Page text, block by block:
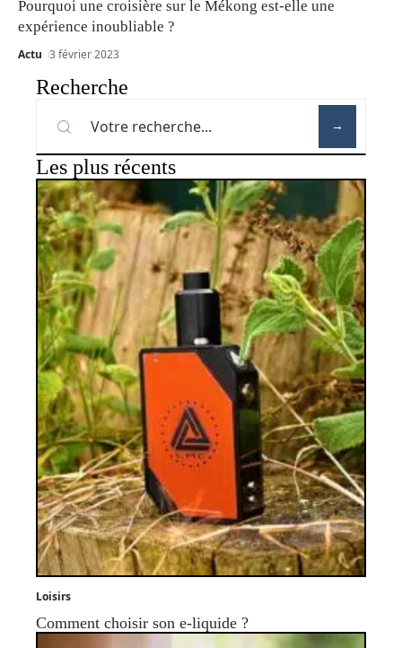
Pourquoi une croisière sur le Mékong est-elle une
expérience inoubliable ?
Actu 3 février 2023
Recherche
Les plus récents
Loisirs
Comment choisir son e-liquide ?